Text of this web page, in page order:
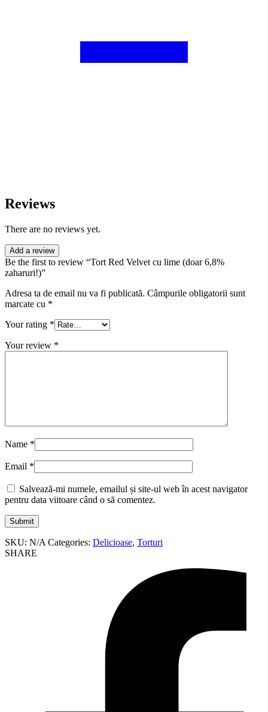
Reviews
There are no reviews yet.
Add a review
Be the first to review “Tort Red Velvet cu lime (doar 6,8%
zaharuri!)”
Adresa ta de email nu va fi publicată. Câmpurile obligatorii sunt
marcate cu *
Your rating *
Your review *
Name *
Email *
Salvează-mi numele, emailul și site-ul web în acest navigator
pentru data viitoare când o să comentez.
SKU: N/A Categories: Delicioase, Torturi
SHARE